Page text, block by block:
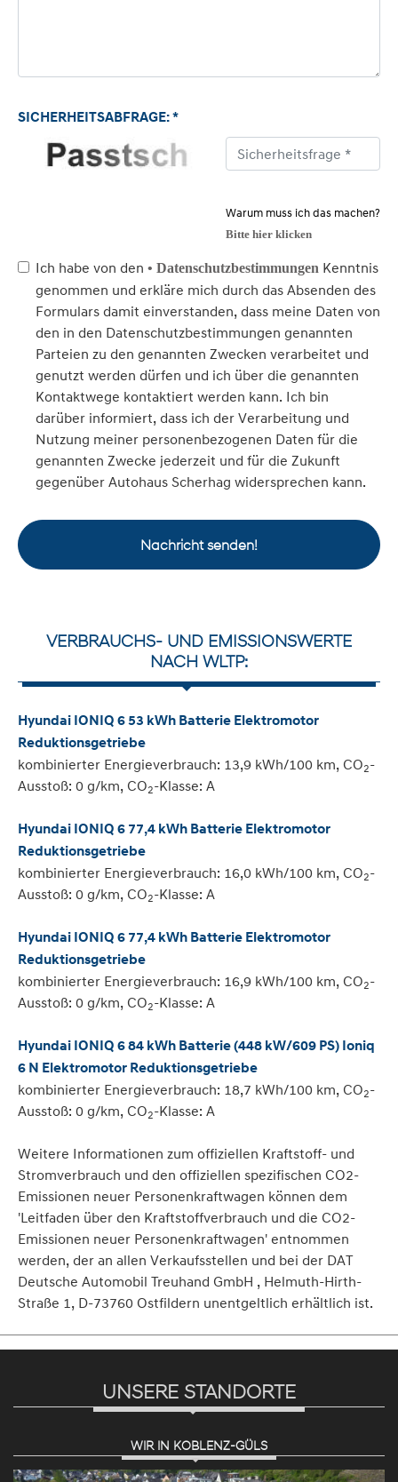
SICHERHEITSABFRAGE: *
Warum muss ich das machen?
Bitte hier klicken
Ich habe von den • Datenschutzbestimmungen Kenntnis
genommen und erkläre mich durch das Absenden des
Formulars damit einverstanden, dass meine Daten von
den in den Datenschutzbestimmungen genannten
Parteien zu den genannten Zwecken verarbeitet und
genutzt werden dürfen und ich über die genannten
Kontaktwege kontaktiert werden kann. Ich bin
darüber informiert, dass ich der Verarbeitung und
Nutzung meiner personenbezogenen Daten für die
genannten Zwecke jederzeit und für die Zukunft
gegenüber Autohaus Scherhag widersprechen kann.
Nachricht senden!
VERBRAUCHS- UND EMISSIONSWERTE
NACH WLTP:
Hyundai IONIQ 6 53 kWh Batterie Elektromotor
Reduktionsgetriebe
kombinierter Energieverbrauch: 13,9 kWh/100 km, CO2-
Ausstoß: 0 g/km, CO2-Klasse: A
Hyundai IONIQ 6 77,4 kWh Batterie Elektromotor
Reduktionsgetriebe
kombinierter Energieverbrauch: 16,0 kWh/100 km, CO2-
Ausstoß: 0 g/km, CO2-Klasse: A
Hyundai IONIQ 6 77,4 kWh Batterie Elektromotor
Reduktionsgetriebe
kombinierter Energieverbrauch: 16,9 kWh/100 km, CO2-
Ausstoß: 0 g/km, CO2-Klasse: A
Hyundai IONIQ 6 84 kWh Batterie (448 kW/609 PS) Ioniq
6 N Elektromotor Reduktionsgetriebe
kombinierter Energieverbrauch: 18,7 kWh/100 km, CO2-
Ausstoß: 0 g/km, CO2-Klasse: A
Weitere Informationen zum offiziellen Kraftstoff- und
Stromverbrauch und den offiziellen spezifischen CO2-
Emissionen neuer Personenkraftwagen können dem
'Leitfaden über den Kraftstoffverbrauch und die CO2-
Emissionen neuer Personenkraftwagen' entnommen
werden, der an allen Verkaufsstellen und bei der DAT
Deutsche Automobil Treuhand GmbH , Helmuth-Hirth-
Straße 1, D-73760 Ostfildern unentgeltlich erhältlich ist.
UNSERE STANDORTE
WIR IN KOBLENZ-GÜLS